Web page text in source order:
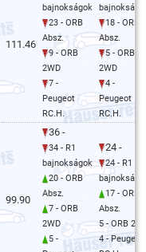
111.46
bajnokságok
23 - ORB
Absz.
9 - ORB
2WD
7 -
Peugeot
RC.H.
18 - ORB
Absz.
5 - ORB
2WD
4 -
Peugeot
RC.H.
99.90
36 -
34 - R1
bajnokságok
20 - ORB
Absz.
7 - ORB
2WD
5 -
24 -
24 - R1
17 - ORB
Absz.
5 - ORB
4 - Peugeot